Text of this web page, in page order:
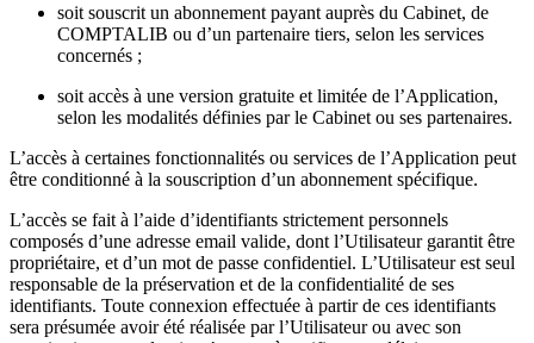
soit souscrit un abonnement payant auprès du Cabinet, de
COMPTALIB ou d’un partenaire tiers, selon les services
concernés ;
soit accès à une version gratuite et limitée de l’Application,
selon les modalités définies par le Cabinet ou ses partenaires.
L’accès à certaines fonctionnalités ou services de l’Application peut
être conditionné à la souscription d’un abonnement spécifique.
L’accès se fait à l’aide d’identifiants strictement personnels
composés d’une adresse email valide, dont l’Utilisateur garantit être
propriétaire, et d’un mot de passe confidentiel. L’Utilisateur est seul
responsable de la préservation et de la confidentialité de ses
identifiants. Toute connexion effectuée à partir de ces identifiants
sera présumée avoir été réalisée par l’Utilisateur ou avec son